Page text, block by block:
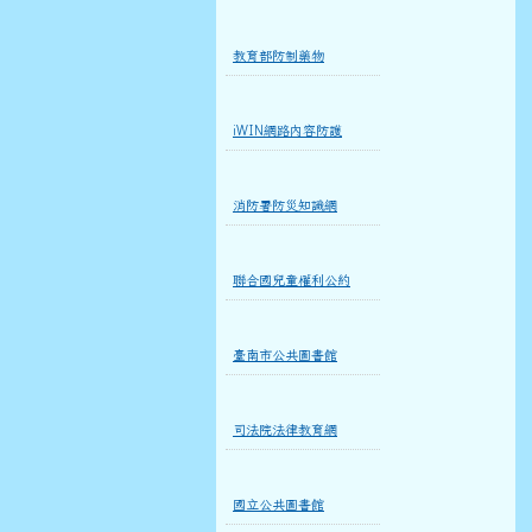
教育部防制藥物
iWIN網路內容防護
消防署防災知識網
聯合國兒童權利公約
臺南市公共圖書館
司法院法律教育網
國立公共圖書館